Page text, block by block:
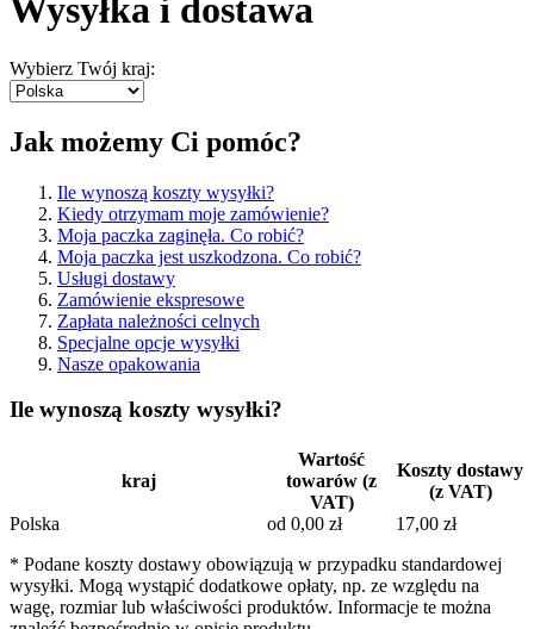
Wysyłka i dostawa
Wybierz Twój kraj:
Jak możemy Ci pomóc?
Ile wynoszą koszty wysyłki?
Kiedy otrzymam moje zamówienie?
Moja paczka zaginęła. Co robić?
Moja paczka jest uszkodzona. Co robić?
Usługi dostawy
Zamówienie ekspresowe
Zapłata należności celnych
Specjalne opcje wysyłki
Nasze opakowania
Ile wynoszą koszty wysyłki?
kraj
Wartość
towarów (z
VAT)
Koszty dostawy
(z VAT)
Polska
od 0,00 zł
17,00 zł
* Podane koszty dostawy obowiązują w przypadku standardowej
wysyłki. Mogą wystąpić dodatkowe opłaty, np. ze względu na
wagę, rozmiar lub właściwości produktów. Informacje te można